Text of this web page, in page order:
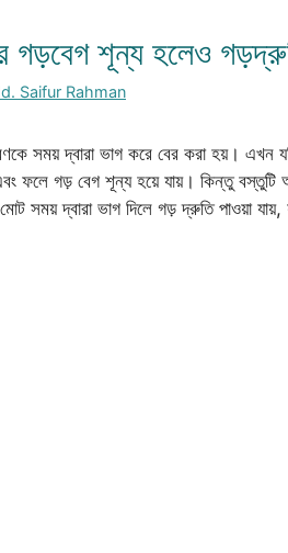
গড়বেগ শূন্য হলেও
Saifur Rahman
সময় দ্বারা ভাগ করে বের করা হয়।
ফলে গড় বেগ শূন্য হয়ে যায়। কিন্তু বস্তুটি
সময় দ্বারা ভাগ দিলে গড় দ্রুতি পাওয়া